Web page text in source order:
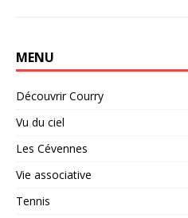
MENU
Découvrir Courry
Vu du ciel
Les Cévennes
Vie associative
Tennis